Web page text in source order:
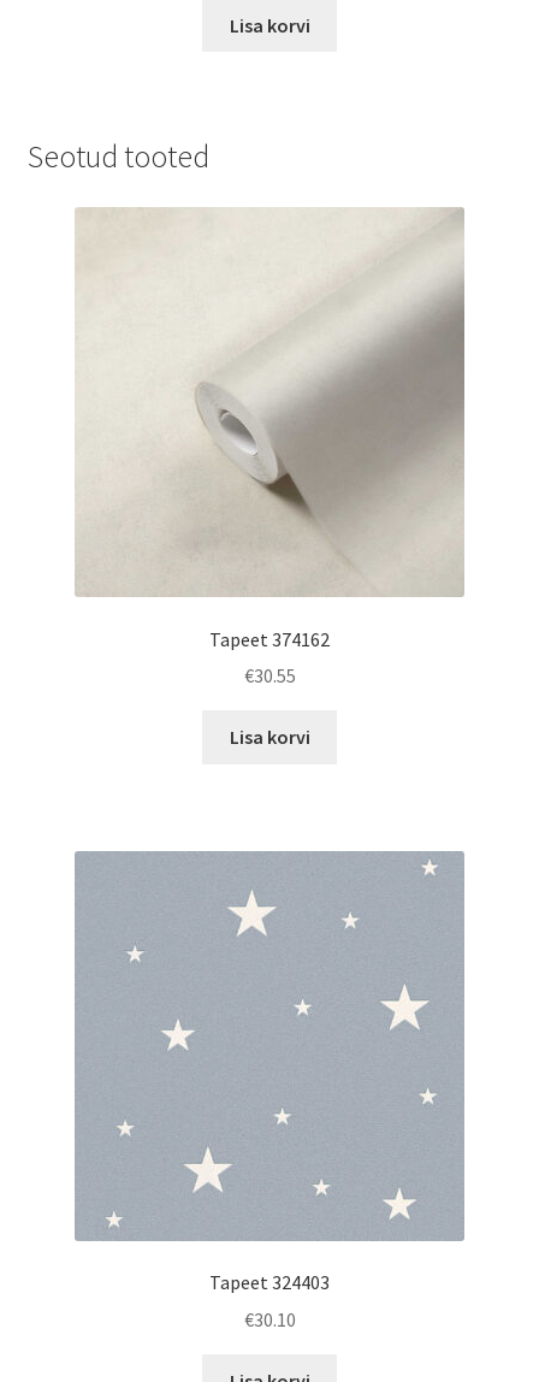
Lisa korvi
Seotud tooted
Tapeet 374162
€30.55
Lisa korvi
Tapeet 324403
€30.10